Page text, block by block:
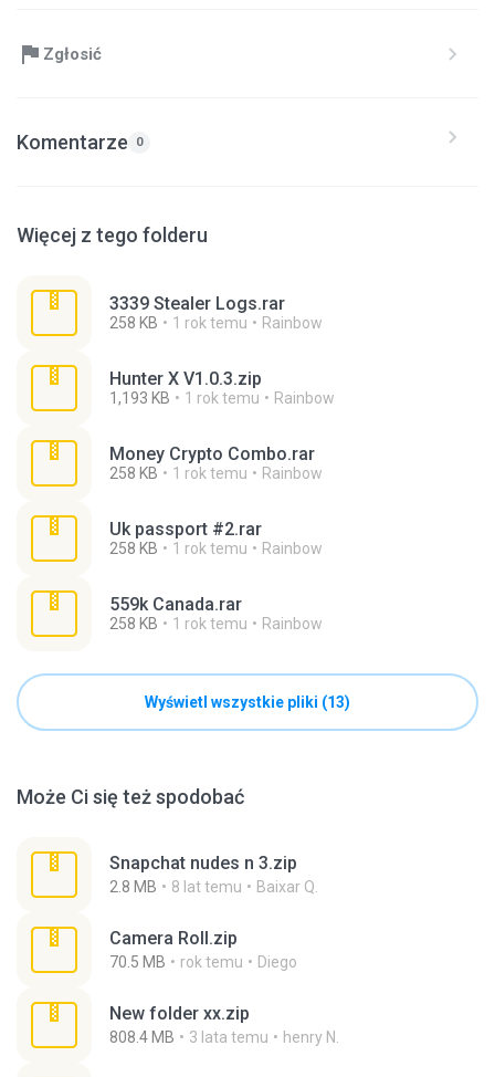
Zgłosić
Komentarze 0
Więcej z tego folderu
3339 Stealer Logs.rar
258 KB 1 rok temu Rainbow
Hunter X V1.0.3.zip
1,193 KB 1 rok temu Rainbow
Money Crypto Combo.rar
258 KB 1 rok temu Rainbow
Uk passport #2.rar
258 KB 1 rok temu Rainbow
559k Canada.rar
258 KB 1 rok temu Rainbow
Wyświetl wszystkie pliki (13)
Może Ci się też spodobać
Snapchat nudes n 3.zip
2.8 MB 8 lat temu Baixar Q.
Camera Roll.zip
70.5 MB rok temu Diego
New folder xx.zip
808.4 MB 3 lata temu henry N.